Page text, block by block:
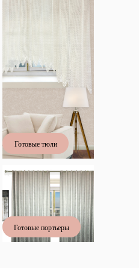
Готовые портьеры
Готовые тюли